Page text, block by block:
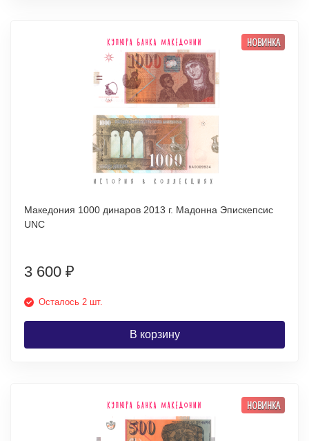
НОВИНКА
Македония 1000 динаров 2013 г. Мадонна Эпискепсис
UNC
3 600 ₽
Осталось 2 шт.
В корзину
НОВИНКА